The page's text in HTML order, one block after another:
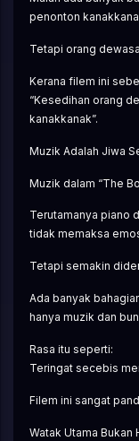
penonton
Tetapi orang
Kerana filem ini
“Kesedihan orang
kanakkanak”.
Muzik Adalah Jiwa
Muzik dalam “The
Terutamanya piano
tidak memaksa
Tetapi semakin
Ada banyak
hanya muzik dan
Rasa itu seperti:
Teringat secebis
Filem ini sangat
Watak Utama Bukan